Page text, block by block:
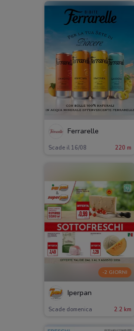
Ferrarelle
Scade il 16/08 220 m
-2 GIORNI
Iperpan
Scade domenica 2.2 km